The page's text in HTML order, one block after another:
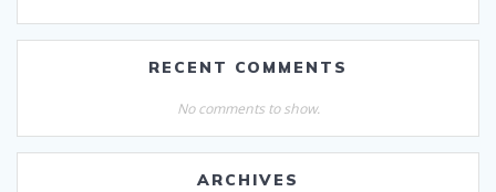
RECENT COMMENTS
No comments to show.
ARCHIVES